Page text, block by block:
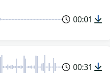
00:01
00:31